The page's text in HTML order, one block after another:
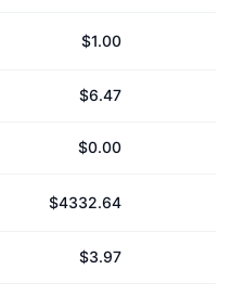
$1.00
$6.47
$0.00
$4332.64
$3.97